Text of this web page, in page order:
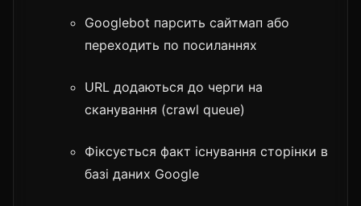
Googlebot парсить сайтмап або
переходить по посиланнях
URL додаються до черги на
сканування (crawl queue)
Фіксується факт існування сторінки в
базі даних Google